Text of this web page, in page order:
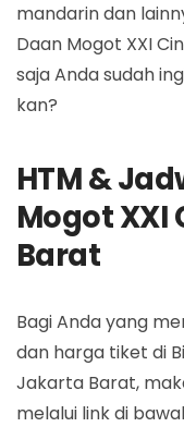
mandarin dan
Daan Mogot XXI
saja Anda sudah
kan?
HTM &
Mogot XXI
Barat
Bagi Anda yang
dan harga tiket di
Jakarta Barat,
melalui link di